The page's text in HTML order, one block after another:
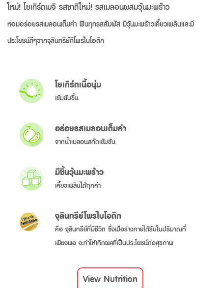
ใหม่! โยเกิร์ตเมจิ รสชาติใหม่! รสเมลอนผสมวุ้นมะพร้าว
หอมอร่อยรสเมลอนเต็มคำ ฟินทุกรสสัมผัส มีวุ้นมะพร้าวเคี้ยวเพลินและมี
ประโยชน์ดีๆจากจุลินทรีย์ดีโพรไบโอติก
โยเกิร์ตเนื้อนุ่ม
เข้มข้นขึ้น
อร่อยรสเมลอนเต็มคำ
จากน้ำเมลอนสกัดเข้มข้น
มีชิ้นวุ้นมะพร้าว
เคี้ยวเพลินได้ทุกคำ
จุลินทรีย์โพรไบโอติก
คือ จุลินทรีย์ที่มีชีวิต ซึ่งเมื่อร่างกายได้รับในปริมาณที่
เพียงพอ จะทำให้เกิดผลที่เป็นประโยชน์ต่อสุขภาพ
View Nutrition